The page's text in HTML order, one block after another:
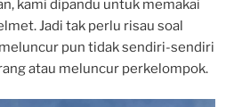
kami dipandu untuk memakai
Jadi tak perlu risau soal
pun tidak sendiri-sendiri
atau meluncur perkelompok.